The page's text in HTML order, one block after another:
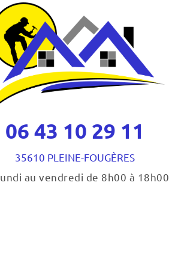
06 43 10 29 11
35610 PLEINE-FOUGÈRES
au vendredi de 8h00 à 18h00